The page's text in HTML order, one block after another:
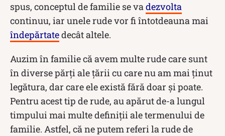
spus, conceptul de familie se vadezvolta
continuu, iar unele rude vor fi întotdeauna mai
îndepărtatedecât altele.
Auzim în familie că avem multe rude care sunt
în diverse părți ale țării cu care nu am mai ținut
legătura, dar care ele există fără doar și poate.
Pentru acest tip de rude, au apărut de-a lungul
timpului mai multe definiții ale termenului de
familie. Astfel, că ne putem referi la rude de